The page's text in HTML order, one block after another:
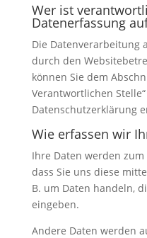
Wer ist
Datenerfassung
Die Datenverarbeitung
durch den
können Sie dem
Verantwortlichen
Datenschutzerklärung
Wie erfassen wir
Ihre Daten werden
dass Sie uns diese
B. um Daten handeln,
eingeben.
Andere Daten werden